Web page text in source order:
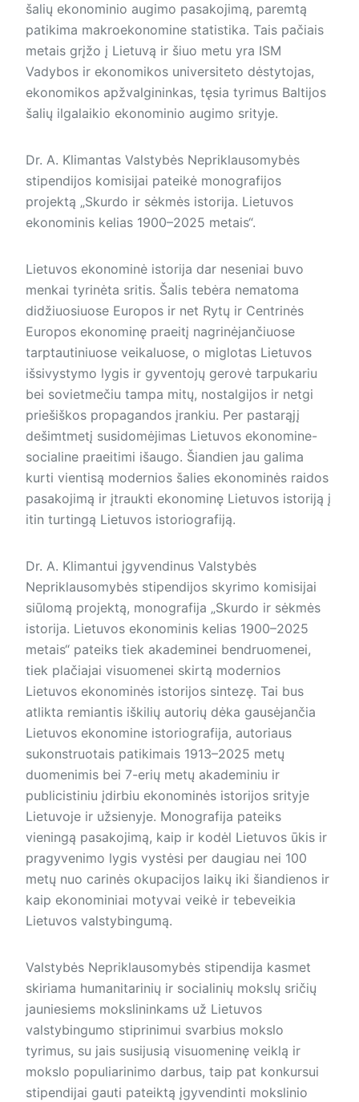
šalių ekonominio augimo pasakojimą, paremtą
patikima makroekonomine statis­tika. Tais pačiais
metais grįžo į Lietuvą ir šiuo metu yra ISM
Vadybos ir ekonomikos universiteto dėstytojas,
ekonomikos apžvalgininkas, tęsia tyrimus Baltijos
šalių ilgalaikio ekonominio augimo srityje.
Dr. A. Klimantas Valstybės Nepriklausomybės
stipendijos komisijai pateikė monografijos
projektą „Skurdo ir sėkmės istorija. Lietuvos
ekonominis kelias 1900–2025 metais“.
Lietuvos ekonominė istorija dar neseniai buvo
menkai tyrinėta sritis. Šalis tebėra nematoma
didžiuosiuose Europos ir net Rytų ir Centrinės
Europos ekonominę praeitį nagrinėjančiuose
tarptautiniuose veikaluose, o miglotas Lietuvos
išsivystymo lygis ir gyventojų gerovė tarpukariu
bei sovietmečiu tampa mitų, nostalgijos ir netgi
priešiškos propagandos įrankiu. Per pastarąjį
dešimtmetį susidomėjimas Lietuvos ekonomine-
socialine praeitimi išaugo. Šiandien jau galima
kurti vientisą modernios šalies ekonominės raidos
pasakojimą ir įtraukti ekonominę Lietuvos istoriją į
itin turtingą Lietuvos istoriografiją.
Dr. A. Klimantui įgyvendinus Valstybės
Nepriklausomybės stipendijos skyrimo komisijai
siūlomą projektą, monografija „Skurdo ir sėkmės
istorija. Lietuvos ekonominis kelias 1900–2025
metais“ pateiks tiek akademinei bendruomenei,
tiek plačiajai visuomenei skirtą modernios
Lietuvos ekonominės istorijos sintezę. Tai bus
atlikta remiantis iškilių autorių dėka gausėjančia
Lietuvos ekonomine istoriografija, autoriaus
sukonstruotais patikimais 1913–­2025 metų
duomenimis bei 7-erių metų akademiniu ir
publicistiniu įdirbiu ekonominės istorijos srityje
Lietuvoje ir užsienyje. Monografija pateiks
vieningą pasakojimą, kaip ir kodėl Lietuvos ūkis ir
pragyvenimo lygis vystėsi per daugiau nei 100
metų nuo carinės okupacijos laikų iki šiandienos ir
kaip ekonominiai motyvai veikė ir tebeveikia
Lietuvos valstybingumą.
Valstybės Nepriklausomybės stipendija kasmet
skiriama humanitarinių ir socialinių mokslų sričių
jauniesiems mokslininkams už Lietuvos
valstybingumo stiprinimui svarbius mokslo
tyrimus, su jais susijusią visuomeninę veiklą ir
mokslo populiarinimo darbus, taip pat konkursui
stipendijai gauti pateiktą įgyvendinti mokslinio